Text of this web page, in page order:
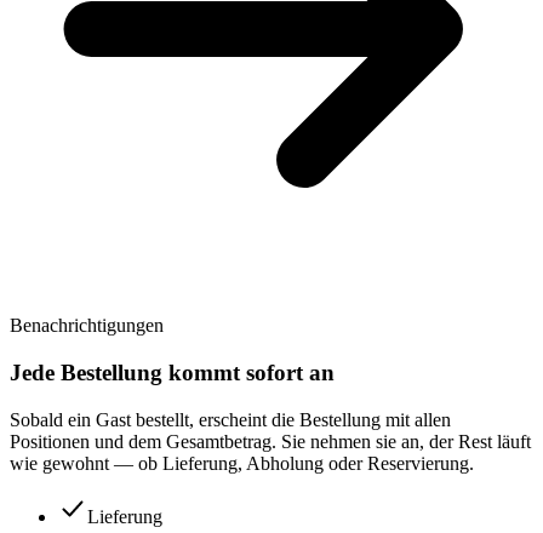
Benachrichtigungen
Jede Bestellung kommt sofort an
Sobald ein Gast bestellt, erscheint die Bestellung mit allen
Positionen und dem Gesamtbetrag. Sie nehmen sie an, der Rest läuft
wie gewohnt — ob Lieferung, Abholung oder Reservierung.
Lieferung